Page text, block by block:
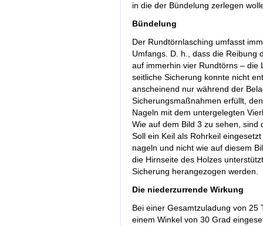
in die der Bündelung zerlegen
Bündelung
Der Rundtörnlasching umfasst
Umfangs. D. h., dass die Reibung
auf immerhin vier Rundtörns – die
seitliche Sicherung konnte nicht
anscheinend nur während der
Sicherungsmaßnahmen erfüllt,
Nageln mit dem untergelegten
Wie auf dem Bild 3 zu sehen,
Soll ein Keil als Rohrkeil
nageln und nicht wie auf diesem
die Hirnseite des Holzes
Sicherung herangezogen werden.
Die niederzurrende Wirkung
Bei einer Gesamtzuladung von 25
einem Winkel von 30 Grad